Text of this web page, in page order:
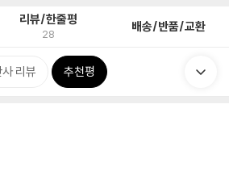
리뷰/한줄평
28 배송/반품/교환
리뷰 추천평